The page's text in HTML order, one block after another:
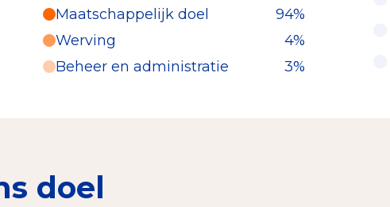
Maatschappelijk doel
94%
Werving
4%
Beheer en administratie
3%
doel